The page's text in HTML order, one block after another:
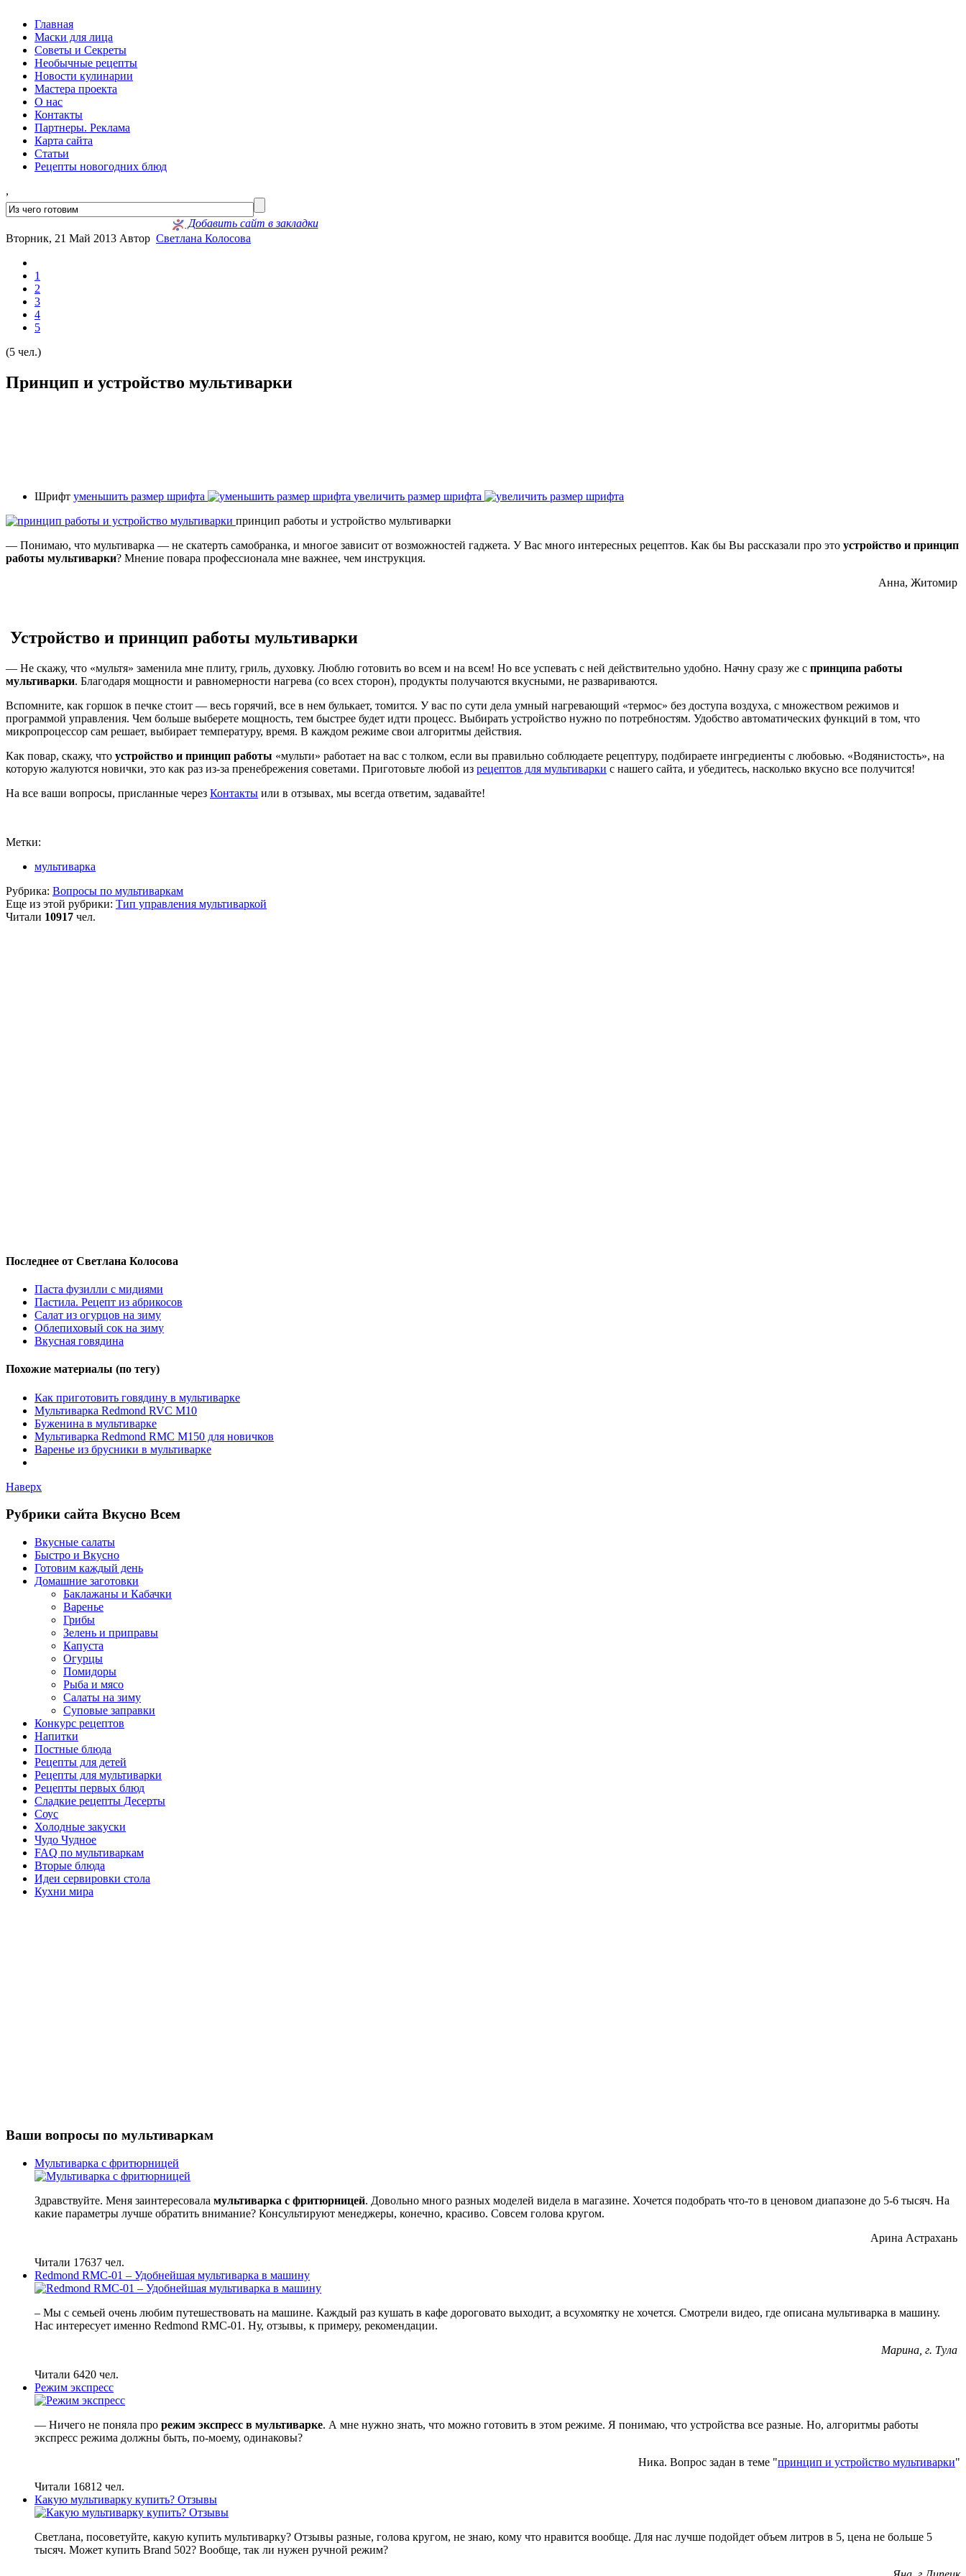
Главная
Маски для лица
Советы и Секреты
Необычные рецепты
Новости кулинарии
Мастера проекта
О нас
Контакты
Партнеры. Реклама
Карта сайта
Статьи
Рецепты новогодних блюд
,
Добавить сайт в закладки
Вторник, 21 Май 2013 Автор Светлана Колосова
1
2
3
4
5
(5 чел.)
Принцип и устройство мультиварки
Шрифт уменьшить размер шрифта
увеличить размер шрифта
принцип работы и устройство мультиварки
— Понимаю, что мультиварка — не скатерть самобранка, и многое зависит от возможностей гаджета. У Вас много интересных рецептов. Как бы Вы рассказали про это устройство и принцип
работы мультиварки? Мнение повара профессионала мне важнее, чем инструкция.
Анна, Житомир
Устройство и принцип работы мультиварки
— Не скажу, что «мультя» заменила мне плиту, гриль, духовку. Люблю готовить во всем и на всем! Но все успевать с ней действительно удобно. Начну сразу же с принципа работы
мультиварки. Благодаря мощности и равномерности нагрева (со всех сторон), продукты получаются вкусными, не развариваются.
Вспомните, как горшок в печке стоит — весь горячий, все в нем булькает, томится. У вас по сути дела умный нагревающий «термос» без доступа воздуха, с множеством режимов и
программой управления. Чем больше выберете мощность, тем быстрее будет идти процесс. Выбирать устройство нужно по потребностям. Удобство автоматических функций в том, что
микропроцессор сам решает, выбирает температуру, время. В каждом режиме свои алгоритмы действия.
Как повар, скажу, что устройство и принцип работы «мульти» работает на вас с толком, если вы правильно соблюдаете рецептуру, подбираете ингредиенты с любовью. «Водянистость», на
которую жалуются новички, это как раз из-за пренебрежения советами. Приготовьте любой из рецептов для мультиварки с нашего сайта, и убедитесь, насколько вкусно все получится!
На все ваши вопросы, присланные через Контакты или в отзывах, мы всегда ответим, задавайте!
Метки:
мультиварка
Рубрика: Вопросы по мультиваркам
Еще из этой рубрики: Тип управления мультиваркой
Читали 10917 чел.
Последнее от Светлана Колосова
Паста фузилли с мидиями
Пастила. Рецепт из абрикосов
Салат из огурцов на зиму
Облепиховый сок на зиму
Вкусная говядина
Похожие материалы (по тегу)
Как приготовить говядину в мультиварке
Мультиварка Redmond RVC M10
Буженина в мультиварке
Мультиварка Redmond RMC M150 для новичков
Варенье из брусники в мультиварке
Наверх
Рубрики сайта Вкусно Всем
Вкусные салаты
Быстро и Вкусно
Готовим каждый день
Домашние заготовки
Баклажаны и Кабачки
Варенье
Грибы
Зелень и приправы
Капуста
Огурцы
Помидоры
Рыба и мясо
Салаты на зиму
Суповые заправки
Конкурс рецептов
Напитки
Постные блюда
Рецепты для детей
Рецепты для мультиварки
Рецепты первых блюд
Сладкие рецепты Десерты
Соус
Холодные закуски
Чудо Чудное
FAQ по мультиваркам
Вторые блюда
Идеи сервировки стола
Кухни мира
Ваши вопросы по мультиваркам
Мультиварка с фритюрницей
Здравствуйте. Меня заинтересовала мультиварка с фритюрницей. Довольно много разных моделей видела в магазине. Хочется подобрать что-то в ценовом диапазоне до 5-6 тысяч. На
какие параметры лучше обратить внимание? Консультируют менеджеры, конечно, красиво. Совсем голова кругом.
Арина Астрахань
Читали 17637 чел.
Redmond RMC-01 – Удобнейшая мультиварка в машину
– Мы с семьей очень любим путешествовать на машине. Каждый раз кушать в кафе дороговато выходит, а всухомятку не хочется. Смотрели видео, где описана мультиварка в машину.
Нас интересует именно Redmond RMC-01. Ну, отзывы, к примеру, рекомендации.
Марина, г. Тула
Читали 6420 чел.
Режим экспресс
— Ничего не поняла про режим экспресс в мультиварке. А мне нужно знать, что можно готовить в этом режиме. Я понимаю, что устройства все разные. Но, алгоритмы работы
экспресс режима должны быть, по-моему, одинаковы?
Ника. Вопрос задан в теме "принцип и устройство мультиварки"
Читали 16812 чел.
Какую мультиварку купить? Отзывы
Светлана, посоветуйте, какую купить мультиварку? Отзывы разные, голова кругом, не знаю, кому что нравится вообще. Для нас лучше подойдет объем литров в 5, цена не больше 5
тысяч. Может купить Brand 502? Вообще, так ли нужен ручной режим?